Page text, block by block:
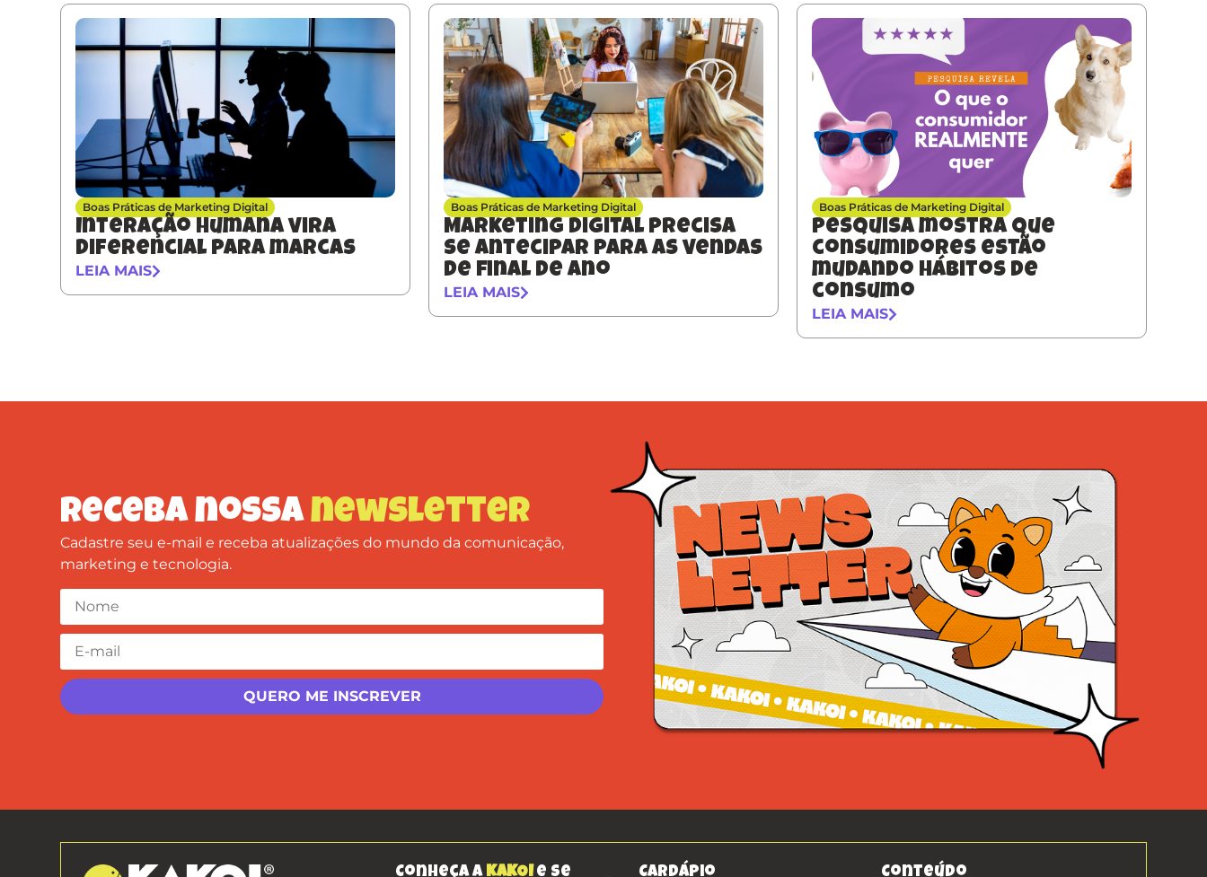
Boas Práticas de Marketing Digital
Interação humana vira
diferencial para marcas
LEIA MAIS
Boas Práticas de Marketing Digital
Marketing digital precisa
se antecipar para as vendas
de final de ano
LEIA MAIS
Boas Práticas de Marketing Digital
Pesquisa mostra que
consumidores estão
mudando hábitos de
consumo
LEIA MAIS
Receba nossanewsletter
Cadastre seu e-mail e receba atualizações do mundo da comunicação,
marketing e tecnologia.
Conheça a KAKOIe se Cardápio Conteúdo